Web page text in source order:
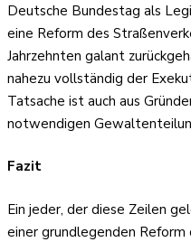
Deutsche Bundestag als
eine Reform des
Jahrzehnten galant
nahezu vollständig der
Tatsache ist auch aus
notwendigen
Fazit
Ein jeder, der diese Zeilen
einer grundlegenden